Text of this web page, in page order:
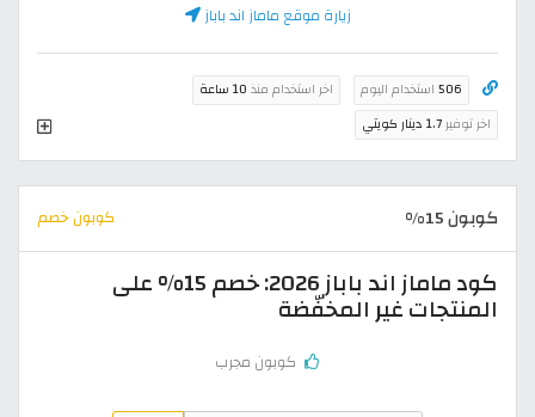
زيارة موقع ماماز اند باباز
506 استخدام اليوم اخر استخدام منذ 10 ساعة
اخر توفير1.7 دينار كويتي
كوبون 15% كوبون خصم
كود ماماز اند باباز 2026: خصم 15% على
المنتجات غير المخفّضة
كوبون مجرب